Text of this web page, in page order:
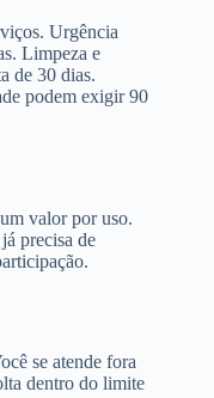
Urgência
Limpeza e
de 30 dias.
podem exigir 90
valor por uso.
precisa de
se atende fora
dentro do limite